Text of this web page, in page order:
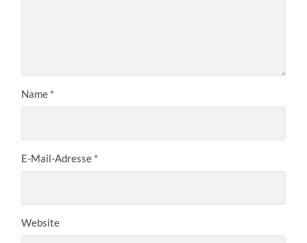
Name *
E-Mail-Adresse *
Website